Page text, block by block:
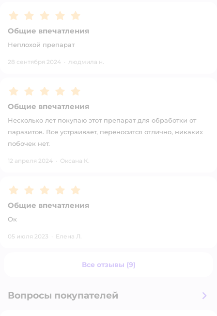
Рейтинг:5
Общие впечатления
Неплохой препарат
28 сентября 2024 · людмила н.
Рейтинг:5
Общие впечатления
Несколько лет покупаю этот препарат для обработки от
паразитов. Все устраивает, переносится отлично, никаких
побочек нет.
12 апреля 2024 · Оксана К.
Рейтинг:5
Общие впечатления
Ок
05 июля 2023 · Eлена Л.
Все отзывы (9)
Вопросы покупателей